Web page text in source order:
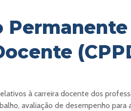
à carreira docente dos
avaliação de desempenho para